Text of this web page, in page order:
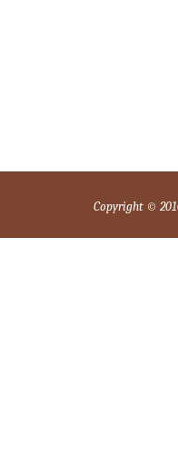
Copyright ©